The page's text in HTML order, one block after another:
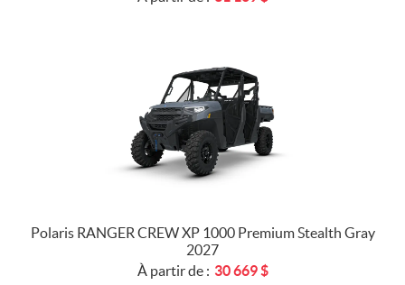
Polaris RANGER CREW XP 1000 Premium Stealth Gray
2027
À partir de : 30 669$